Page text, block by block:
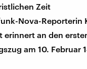
Zeit
Nova-Reporterin
erinnert an den
am 10. Februar